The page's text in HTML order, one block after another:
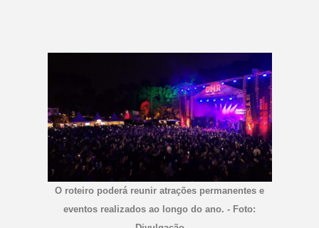
O roteiro poderá reunir atrações permanentes e
eventos realizados ao longo do ano. - Foto: